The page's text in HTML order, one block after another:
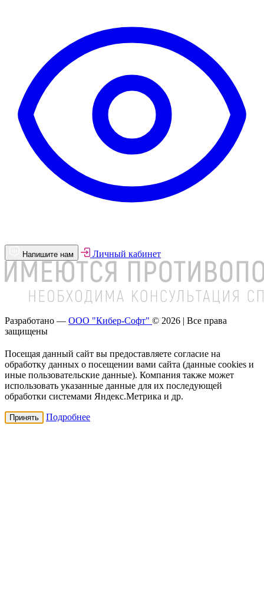
Напишите нам Личный кабинет
Разработано — ООО "Кибер-Софт" © 2026 | Все права
защищены
Посещая данный сайт вы предоставляете согласие на
обработку данных о посещении вами сайта (данные cookies и
иные пользовательские данные). Компания также может
использовать указанные данные для их последующей
обработки системами Яндекс.Метрика и др.
Принять Подробнее